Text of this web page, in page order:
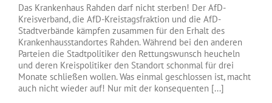
setzt
sich
als
einzige
konsequent
auf
allen
Ebenen
Das Krankenhaus Rahden darf nicht sterben! Der AfD-
Kreisverband, die AfD-Kreistagsfraktion und die AfD-
Stadtverbände kämpfen zusammen für den Erhalt des
Krankenhausstandortes Rahden. Während bei den anderen
Parteien die Stadtpolitiker den Rettungswunsch heucheln
und deren Kreispolitiker den Standort schonmal für drei
Monate schließen wollen. Was einmal geschlossen ist, macht
auch nicht wieder auf! Nur mit der konsequenten [...]